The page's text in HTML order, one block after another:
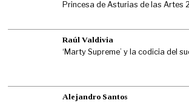
Princesa de Asturias de las Artes
Raúl Valdivia
‘Marty Supreme’ y la codicia del
Alejandro Santos